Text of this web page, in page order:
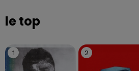
le top
1 2